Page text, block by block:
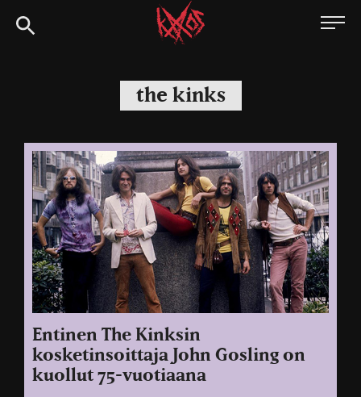
Siirry
suoraan
Kaaoszine
the kinks
Entinen The Kinksin
kosketinsoittaja John Gosling on
kuollut 75-vuotiaana